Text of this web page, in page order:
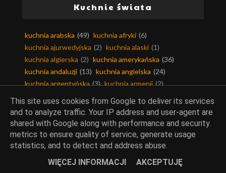
Kuchnie świata
kuchnia arabska (49) kuchnia afryki (6)
kuchnia ajurwedyjska (2) kuchnia alaski (1)
kuchnia algierska (2) kuchnia amerykańska (36)
kuchnia andaluzji (13) kuchnia angielska (24)
kuchnia argentyńska (3) kuchnia armenii (2)
(20)
kuchnia azjatycka
(99) kuchnia bahrajnu
(3)
kuchnia bałkańska (34) kuchnia belgijska (4)
kuchnia berberyjska (1) kuchnia birmańska (4)
kuchnia bliskiego wschodu (21) kuchnia boliwii
kuchnia bułgarska
This site uses cookies from Google to deliver its services
and to analyze traffic. Your IP address and user-agent are
shared with Google along with performance and security
metrics to ensure quality of service, generate usage
statistics, and to detect and address abuse.
WIĘCEJ INFORMACJI
AKCEPTUJĘ